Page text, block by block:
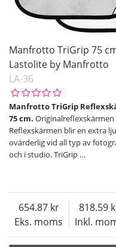
Manfrotto TriGrip 75
Lastolite by Manfrotto
LA-36
Manfrotto TriGrip
75 cm.
Reflexskärmen blir en extra
ovärderlig vid all typ av
och i studio. TriGrip …
Eks. moms
654.87
Inkl.
818.59